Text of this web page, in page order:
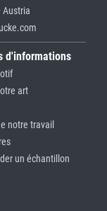
Austria
d'informations
art
notre travail
un échantillon